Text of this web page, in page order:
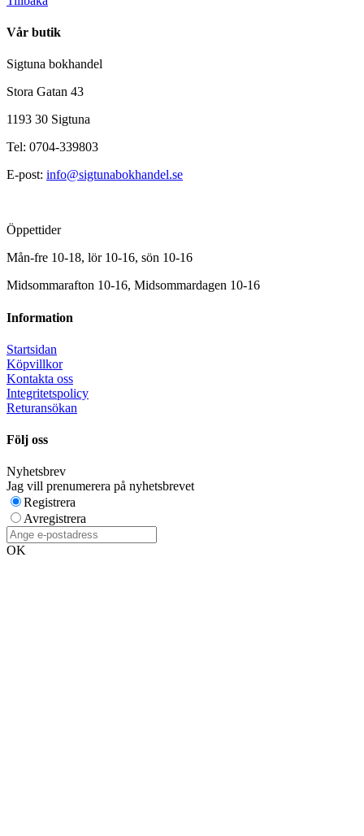
Vår butik
Sigtuna bokhandel
Stora Gatan 43
1193 30 Sigtuna
Tel: 0704-339803
E-post: info@sigtunabokhandel.se
Öppettider
Mån-fre 10-18, lör 10-16, sön 10-16
Midsommarafton 10-16, Midsommardagen 10-16
Information
Startsidan
Köpvillkor
Kontakta oss
Integritetspolicy
Returansökan
Följ oss
Nyhetsbrev
Jag vill prenumerera på nyhetsbrevet
Registrera
Avregistrera
OK